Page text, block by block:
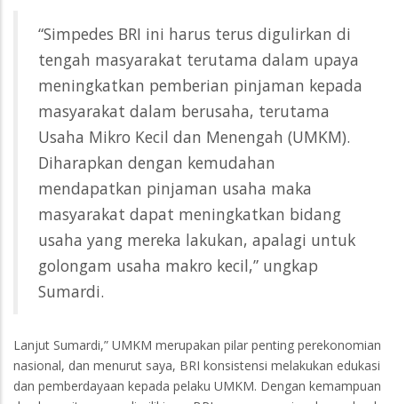
“Simpedes BRI ini harus terus digulirkan di
tengah masyarakat terutama dalam upaya
meningkatkan pemberian pinjaman kepada
masyarakat dalam berusaha, terutama
Usaha Mikro Kecil dan Menengah (UMKM).
Diharapkan dengan kemudahan
mendapatkan pinjaman usaha maka
masyarakat dapat meningkatkan bidang
usaha yang mereka lakukan, apalagi untuk
golongam usaha makro kecil,” ungkap
Sumardi.
Lanjut Sumardi,” UMKM merupakan pilar penting perekonomian
nasional, dan menurut saya, BRI konsistensi melakukan edukasi
dan pemberdayaan kepada pelaku UMKM. Dengan kemampuan